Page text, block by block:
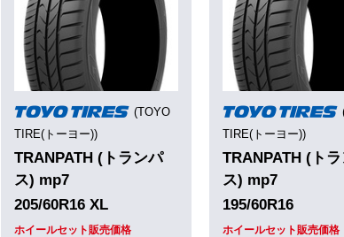
(TOYO
TIRE(トーヨー))
TRANPATH (トランパ
ス) mp7
205/60R16 XL
ホイールセット販売価格
TIRE(トーヨー))
TRANPATH (ト
ス) mp7
195/60R16
ホイールセット販売価格